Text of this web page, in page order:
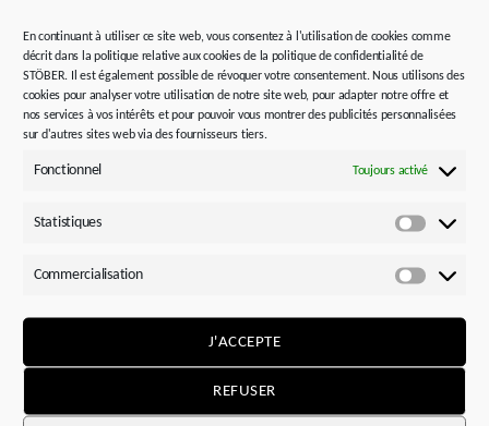
En continuant à utiliser ce site web, vous consentez à l'utilisation de cookies comme
décrit dans la politique relative aux cookies de la politique de confidentialité de
STÖBER. Il est également possible de révoquer votre consentement. Nous utilisons des
cookies pour analyser votre utilisation de notre site web, pour adapter notre offre et
nos services à vos intérêts et pour pouvoir vous montrer des publicités personnalisées
sur d'autres sites web via des fournisseurs tiers.
Fonctionnel Toujours activé
Statistiques
Commercialisation
J'ACCEPTE
REFUSER
montage à Maysville, dans le Kentucky, fut le grand
pas vers la transformation de STOBER en une